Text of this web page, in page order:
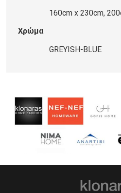
160cm x 230cm,
Χρώμα
GREYISH-BLUE